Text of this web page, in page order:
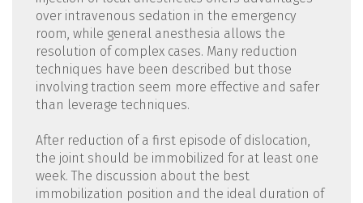
over intravenous sedation in the emergency
room, while general anesthesia allows the
resolution of complex cases. Many reduction
techniques have been described but those
involving traction seem more effective and safer
than leverage techniques.
After reduction of a first episode of dislocation,
the joint should be immobilized for at least one
week. The discussion about the best
immobilization position and the ideal duration of